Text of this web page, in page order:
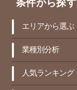
条件から探す
エリアから選ぶ
業種別分析
人気ランキング